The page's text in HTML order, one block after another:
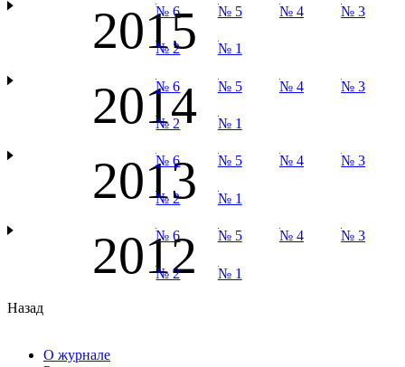
2015
№ 6 № 5 № 4 № 3
№ 2 № 1
2014
№ 6 № 5 № 4 № 3
№ 2 № 1
2013
№ 6 № 5 № 4 № 3
№ 2 № 1
2012
№ 6 № 5 № 4 № 3
№ 2 № 1
Назад
О журнале